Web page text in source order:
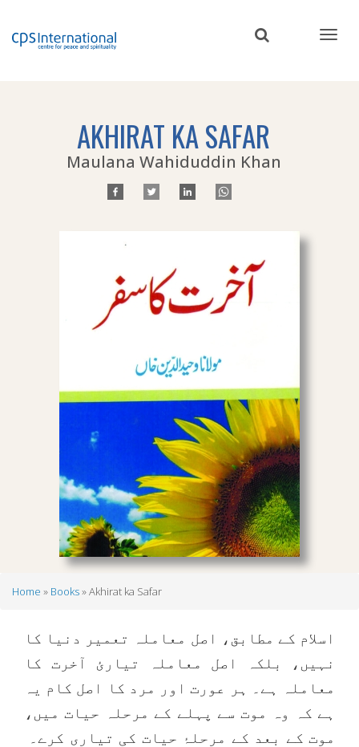
AKHIRAT KA SAFAR
Maulana Wahiduddin Khan
Home Books Akhirat ka Safar
اسلام کے مطابق، اصل معاملہ تعمیر دنیا کا
نہیں، بلکہ اصل معاملہ تیارئ آخرت کا
معاملہ ہے۔ ہر عورت اور مرد کا اصل کام یہ
ہے کہ وہ موت سے پہلے کے مرحلہ حیات میں،
موت کے بعد کے مرحلۂ حیات کی تیاری کرے۔